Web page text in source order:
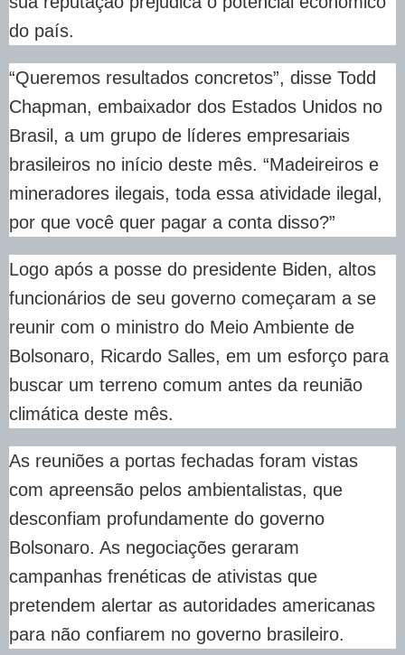
do país.
“Queremos resultados concretos”, disse Todd
Chapman, embaixador dos Estados Unidos no
Brasil, a um grupo de líderes empresariais
brasileiros no início deste mês. “Madeireiros e
mineradores ilegais, toda essa atividade ilegal,
por que você quer pagar a conta disso?”
Logo após a posse do presidente Biden, altos
funcionários de seu governo começaram a se
reunir com o ministro do Meio Ambiente de
Bolsonaro, Ricardo Salles, em um esforço para
buscar um terreno comum antes da reunião
climática deste mês.
As reuniões a portas fechadas foram vistas
com apreensão pelos ambientalistas, que
desconfiam profundamente do governo
Bolsonaro. As negociações geraram
campanhas frenéticas de ativistas que
pretendem alertar as autoridades americanas
para não confiarem no governo brasileiro.